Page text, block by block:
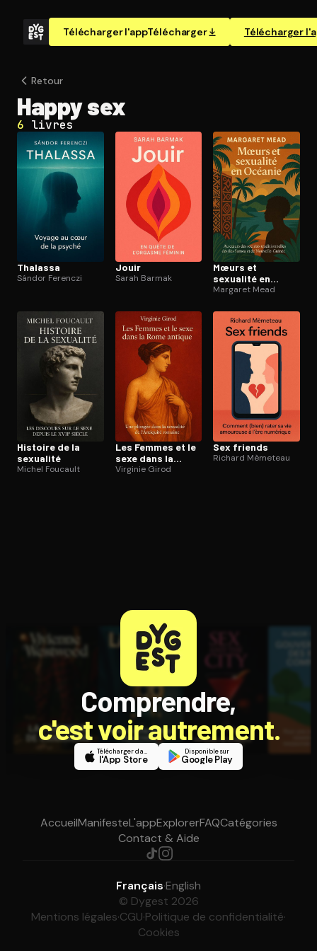
Télécharger l'appTélécharger Télécharger
Ouvre l'app Appareil photo, pointe sur le code. C'est gratuit à
Retour
Happy sex
6 livres
Thalassa
Sándor Ferenczi
Jouir
Sarah Barmak
Mœurs et
sexualité en
Océanie
Margaret Mead
Histoire de la
sexualité
Michel Foucault
Les Femmes et le
sexe dans la
Rome antique
Virginie Girod
Sex friends
Richard Mèmeteau
Comprendre,
c'est voir autrement.
Télécharger dans
l'App Store
Disponible sur
Google Play
AccueilManifesteL'appExplorerFAQCatégories
Contact & Aide
Français·English
© Dygest 2026
Mentions légales·CGU·Politique de confidentialité·
Cookies